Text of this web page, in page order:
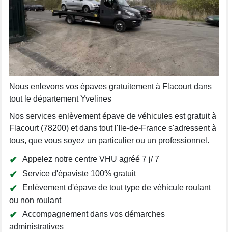
Nous enlevons vos épaves gratuitement à Flacourt dans
tout le département Yvelines
Nos services enlèvement épave de véhicules est gratuit à
Flacourt (78200) et dans tout l'Ile-de-France s'adressent à
tous, que vous soyez un particulier ou un professionnel.
Appelez notre centre VHU agréé 7 j/ 7
Service d'épaviste 100% gratuit
Enlèvement d'épave de tout type de véhicule roulant
ou non roulant
Accompagnement dans vos démarches
administratives